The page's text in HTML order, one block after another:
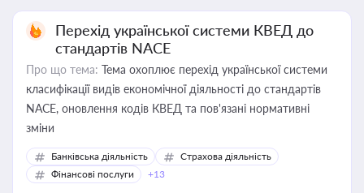
Перехід української системи КВЕД до
стандартів NACE
Про що тема: Тема охоплює перехід української системи
класифікації видів економічної діяльності до стандартів
NACE, оновлення кодів КВЕД та пов'язані нормативні
зміни
Банківська діяльність
Страхова діяльність
Фінансові послуги
+13